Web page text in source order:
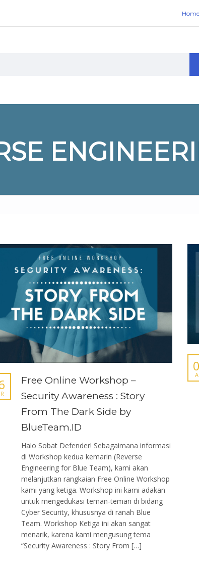
Home
Free Online Workshop –
Security Awareness : Story
From The Dark Side by
BlueTeam.ID
Halo Sobat Defender! Sebagaimana informasi
di Workshop kedua kemarin (Reverse
Engineering for Blue Team), kami akan
melanjutkan rangkaian Free Online Workshop
kami yang ketiga. Workshop ini kami adakan
untuk mengedukasi teman-teman di bidang
Cyber Security, khususnya di ranah Blue
Team. Workshop Ketiga ini akan sangat
menarik, karena kami mengusung tema
“Security Awareness : Story From […]